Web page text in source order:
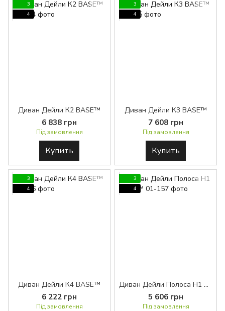
3
4
Диван Дейли К2 BASE™
6 838 грн
Під замовлення
Купить
3
4
Диван Дейли К3 BASE™
7 608 грн
Під замовлення
Купить
3
4
Диван Дейли К4 BASE™
6 222 грн
Під замовлення
3
4
Диван Дейли Полоса H1 BASE™
5 606 грн
Під замовлення